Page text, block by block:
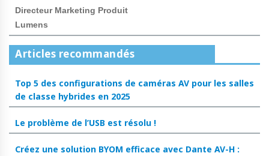
Directeur Marketing Produit
Lumens
Articles recommandés
Top 5 des configurations de caméras AV pour les salles
de classe hybrides en 2025
Le problème de l’USB est résolu !
Créez une solution BYOM efficace avec Dante AV-H :